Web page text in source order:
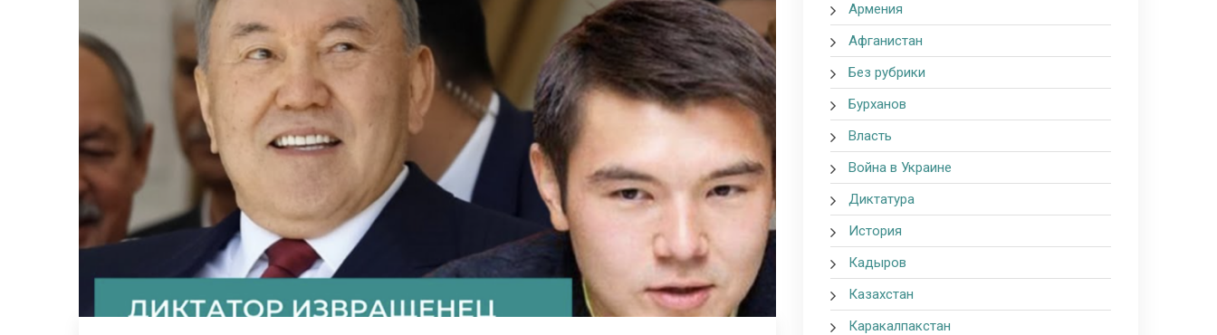
Армения
Афганистан
Без рубрики
Бурханов
Власть
Война в Украине
Диктатура
История
Кадыров
Казахстан
Каракалпакстан